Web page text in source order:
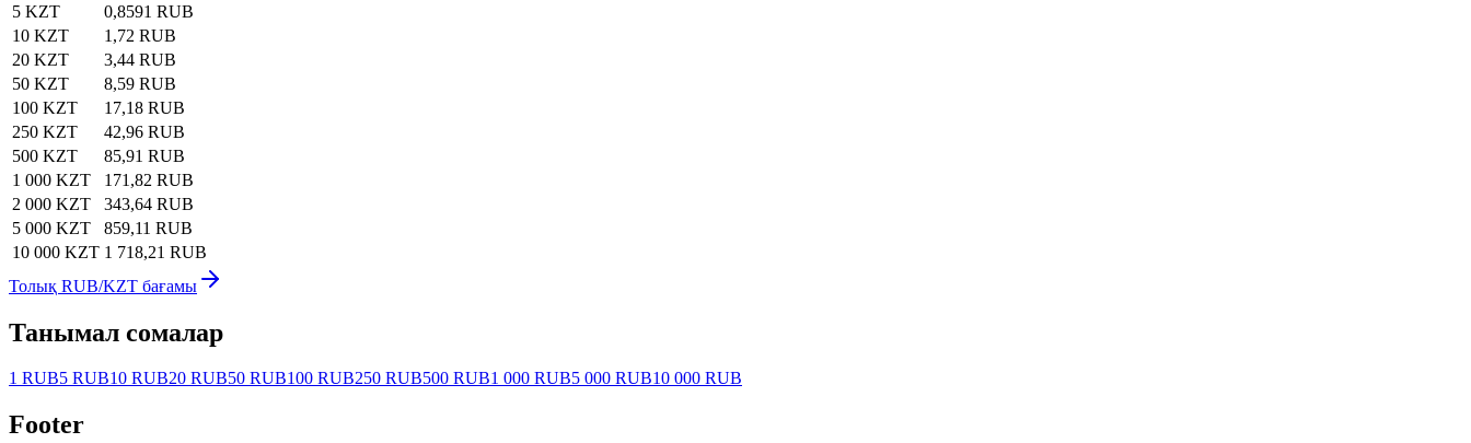
5 KZT
0,8591 RUB
10 KZT
1,72 RUB
20 KZT
3,44 RUB
50 KZT
8,59 RUB
100 KZT
17,18 RUB
250 KZT
42,96 RUB
500 KZT
85,91 RUB
1 000 KZT
171,82 RUB
2 000 KZT
343,64 RUB
5 000 KZT
859,11 RUB
10 000 KZT 1 718,21 RUB
Толық RUB/KZT бағамы
Танымал сомалар
1 RUB5 RUB10 RUB20 RUB50 RUB100 RUB250 RUB500 RUB1 000 RUB5 000 RUB10 000 RUB
Footer